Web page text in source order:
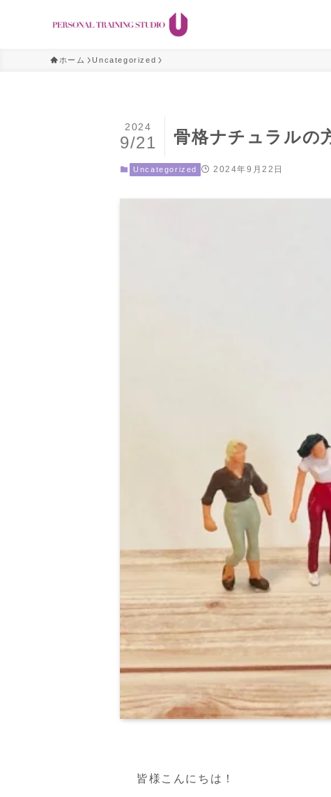
ホーム Uncategorized
骨格ナチュラルの
2024
9/21
Uncategorized 2024年9月22日
皆様こんにちは！